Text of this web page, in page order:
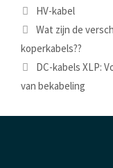
Tags
HV-kabel
Wat zijn de
koperkabels??
DC-kabels XLP:
van bekabeling